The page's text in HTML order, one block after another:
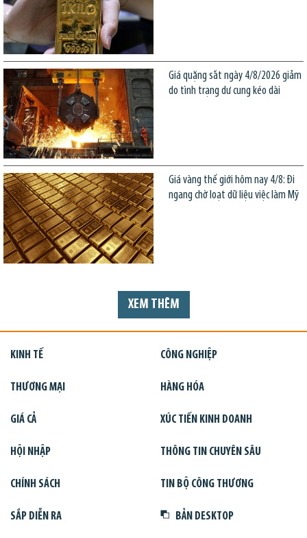
Giá quặng sắt ngày 4/8/2026 giảm
do tình trạng dư cung kéo dài
Giá vàng thế giới hôm nay 4/8: Đi
ngang chờ loạt dữ liệu việc làm Mỹ
XEM THÊM
KINH TẾ CÔNG NGHIỆP
THƯƠNG MẠI HÀNG HÓA
GIÁ CẢ XÚC TIẾN KINH DOANH
HỘI NHẬP THÔNG TIN CHUYÊN SÂU
CHÍNH SÁCH TIN BỘ CÔNG THƯƠNG
SẮP DIỄN RA BẢN DESKTOP